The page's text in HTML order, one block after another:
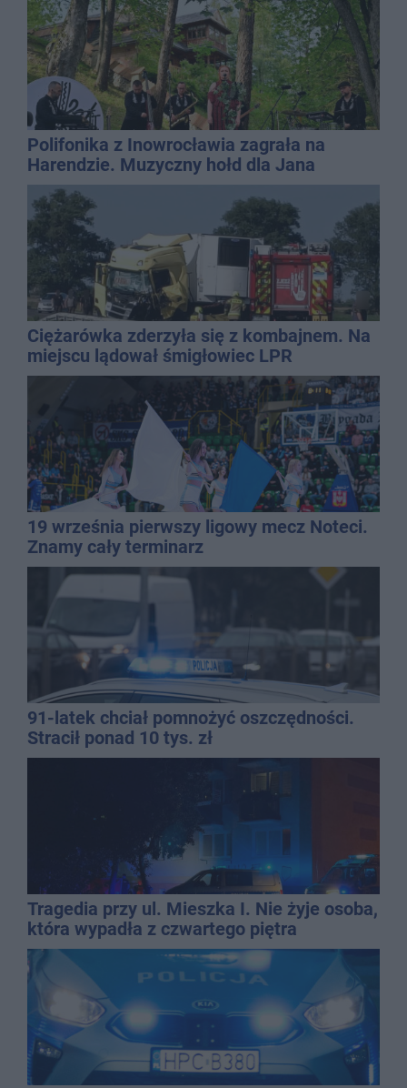
Polifonika z Inowrocławia zagrała na
Harendzie. Muzyczny hołd dla Jana
Kasprowicza
Ciężarówka zderzyła się z kombajnem. Na
miejscu lądował śmigłowiec LPR
19 września pierwszy ligowy mecz Noteci.
Znamy cały terminarz
91-latek chciał pomnożyć oszczędności.
Stracił ponad 10 tys. zł
Tragedia przy ul. Mieszka I. Nie żyje osoba,
która wypadła z czwartego piętra